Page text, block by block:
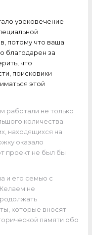
увековечение
потому что ваша
благодарен за
что
поисковики
этой
работали не только
количества
находящихся на
оказало
проект не был бы
и его семью с
не
которые вносят
памяти обо